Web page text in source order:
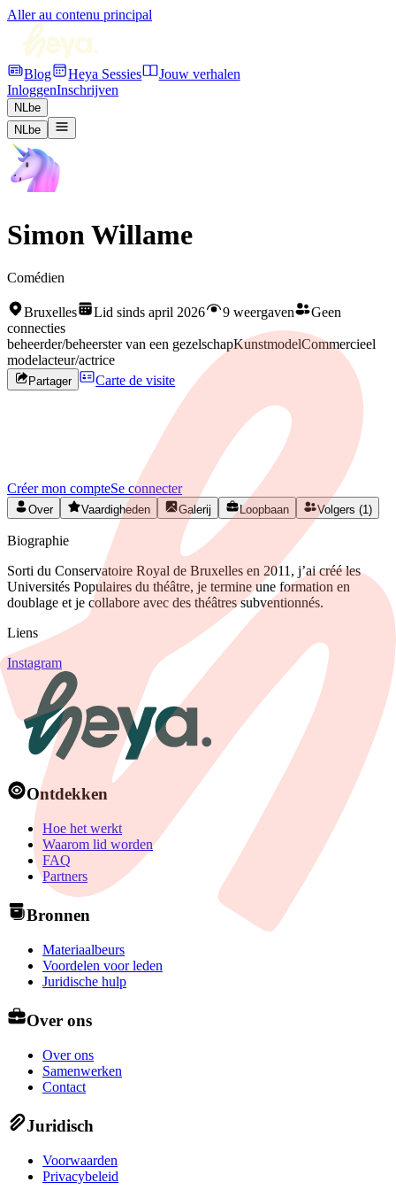
Aller au contenu principal
Blog Heya Sessies
Jouw verhalen
InloggenInschrijven
NLbe
NLbe
Simon Willame
Comédien
Bruxelles Lid sinds april 2026 9 weergaven
Geen
connecties
beheerder/beheerster van een gezelschapKunstmodelCommercieel
modelacteur/actrice
Partager Carte de visite
Rejoignez HEYA pour contacter
Créez votre profil gratuitement et développez votre réseau artistique
Créer mon compteSe connecter
Over Vaardigheden Galerij Loopbaan Volgers (1)
Biographie
Sorti du Conservatoire Royal de Bruxelles en 2011, j’ai créé les
Universités Populaires du théâtre, je termine une formation en
doublage et je collabore avec des théâtres subventionnés.
Liens
Instagram
Ontdekken
Hoe het werkt
Waarom lid worden
FAQ
Partners
Bronnen
Materiaalbeurs
Voordelen voor leden
Juridische hulp
Over ons
Over ons
Samenwerken
Contact
Juridisch
Voorwaarden
Privacybeleid